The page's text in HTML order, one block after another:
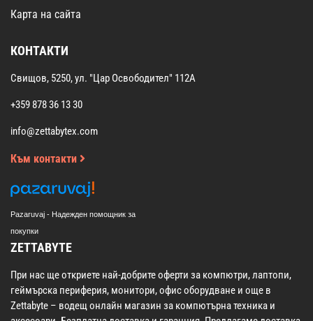
Карта на сайта
КОНТАКТИ
Свищов, 5250, ул. "Цар Освободител" 112А
+359 878 36 13 30
info@zettabytex.com
Към контакти
Pazaruvaj - Надежден помощник за
покупки
ZETTABYTE
При нас ще откриете най-добрите оферти за компютри, лаптопи,
геймърска периферия, монитори, офис оборудване и още в
Zettabyte – водещ онлайн магазин за компютърна техника и